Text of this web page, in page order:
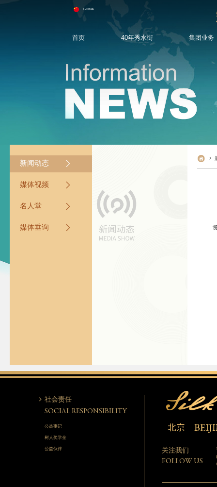
CHINA
首页 40年秀水街 集团业务
品牌故事
秀水街商业
新闻动态
媒体垂询
选商手册
人才理念
联系我们
新闻动态
媒体视频
名人堂
媒体垂询
社会责任
SOCIAL RESPONSIBILITY
公益事记
树人奖学金
公益伙伴 关注我们
FOLLOW US